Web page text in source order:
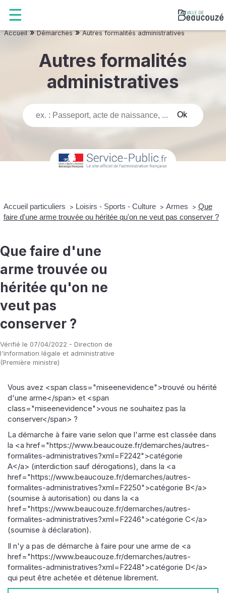
Accueil»Démarches»Autres formalités administratives
Autres formalités
administratives
Accueil particuliers > Loisirs - Sports - Culture > Armes > Que
faire d'une arme trouvée ou héritée qu'on ne veut pas conserver ?
Que faire d'une
arme trouvée ou
héritée qu'on ne
veut pas
conserver ?
Vérifié le 07/04/2022 - Direction de
l'information légale et administrative
(Première ministre)
Vous avez <span class="miseenevidence">trouvé ou hérité
d'une arme</span> et <span
class="miseenevidence">vous ne souhaitez pas la
conserver</span> ?
La démarche à faire varie selon que l'arme est classée dans
la <a href="https://www.beaucouze.fr/demarches/autres-
formalites-administratives?xml=F2242">catégorie
A</a> (interdiction sauf dérogations), dans la <a
href="https://www.beaucouze.fr/demarches/autres-
formalites-administratives?xml=F2250">catégorie B</a>
(soumise à autorisation) ou dans la <a
href="https://www.beaucouze.fr/demarches/autres-
formalites-administratives?xml=F2246">catégorie C</a>
(soumise à déclaration).
Il n'y a pas de démarche à faire pour une arme de <a
href="https://www.beaucouze.fr/demarches/autres-
formalites-administratives?xml=F2248">catégorie D</a>
qui peut être achetée et détenue librement.